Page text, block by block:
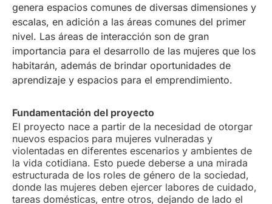
genera espacios comunes de diversas dimensiones y
escalas, en adición a las áreas comunes del primer
nivel. Las áreas de interacción son de gran
importancia para el desarrollo de las mujeres que los
habitarán, además de brindar oportunidades de
aprendizaje y espacios para el emprendimiento.
Fundamentación del proyecto
El proyecto nace a partir de la necesidad de otorgar
nuevos espacios para mujeres vulneradas y
violentadas en diferentes escenarios y ambientes de
la vida cotidiana. Esto puede deberse a una mirada
estructurada de los roles de género de la sociedad,
donde las mujeres deben ejercer labores de cuidado,
tareas domésticas, entre otros, dejando de lado el